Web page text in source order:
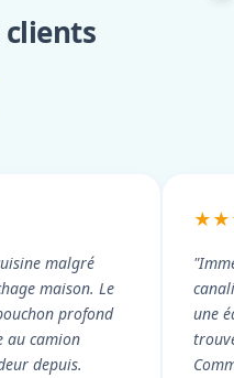
clients
malgré
maison. Le
profond
au camion
depuis.
une